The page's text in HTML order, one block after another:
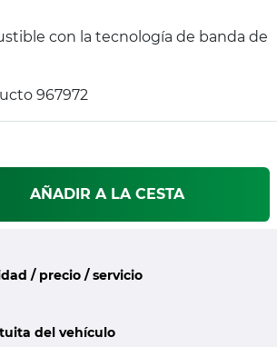
con la tecnología de banda de
967972
AÑADIR A LA CESTA
/ precio / servicio
del vehículo